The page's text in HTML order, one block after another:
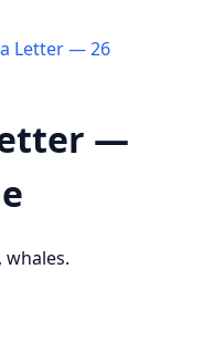
Letter — 26
—
whales.